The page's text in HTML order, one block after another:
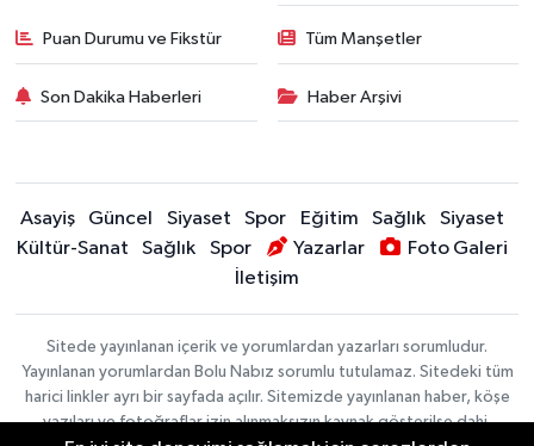
Puan Durumu ve Fikstür Tüm Manşetler
Son Dakika Haberleri Haber Arşivi
Asayiş Güncel Siyaset Spor Eğitim Sağlık
Siyaset
Kültür-Sanat
Sağlık Spor Yazarlar
Foto Galeri
İletişim
Sitede yayınlanan içerik ve yorumlardan yazarları sorumludur.
Yayınlanan yorumlardan Bolu Nabız sorumlu tutulamaz. Sitedeki tüm
harici linkler ayrı bir sayfada açılır. Sitemizde yayınlanan haber, köşe
yazıları ve fotoğraflar izin alınmaksızın kaynak gösterilse dahi,